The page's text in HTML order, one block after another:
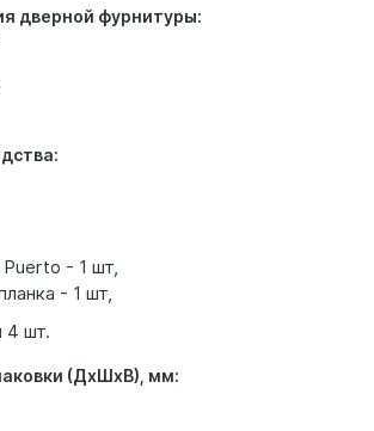
дверной фурнитуры:
- 1 шт,
- 1 шт,
4 шт.
(ДхШхВ), мм: